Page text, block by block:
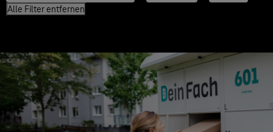
Alle Filter entfernen